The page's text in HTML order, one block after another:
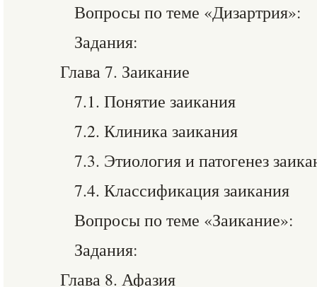
Вопросы по теме «Дизартрия»:
Задания:
Глава 7. Заикание
7.1. Понятие заикания
7.2. Клиника заикания
7.3. Этиология и патогенез
7.4. Классификация заикания
Вопросы по теме «Заикание»:
Задания:
Глава 8. Афазия